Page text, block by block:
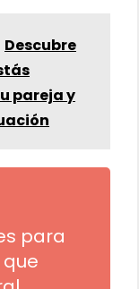
Descubre
pareja y
para